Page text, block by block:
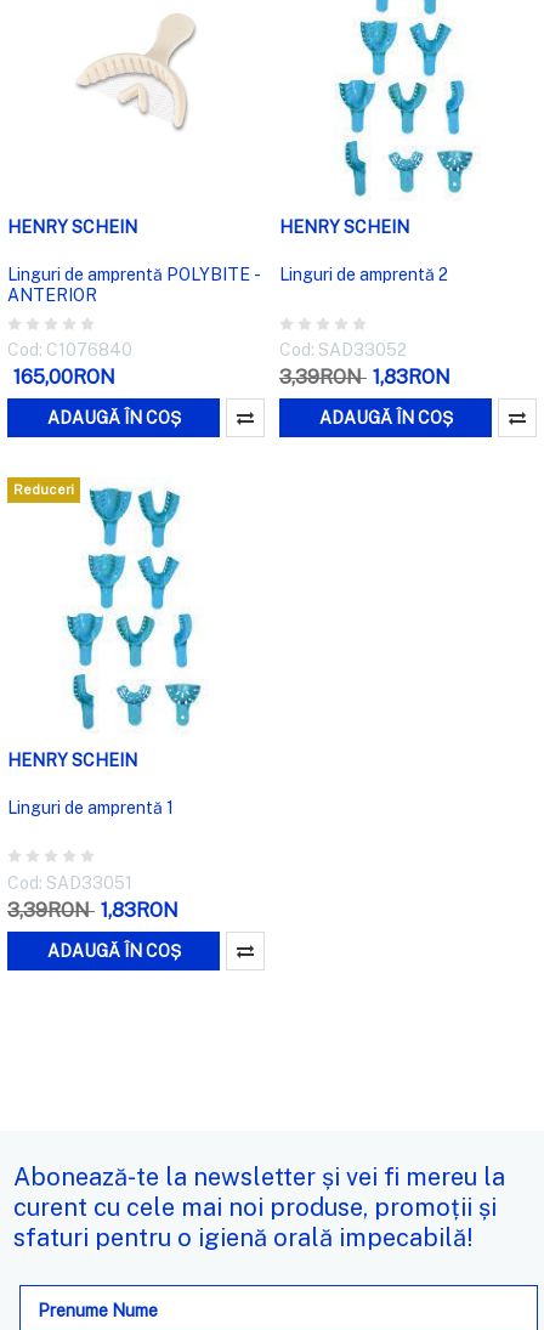
HENRY SCHEIN
Linguri de amprentă POLYBITE -
ANTERIOR
Cod: C1076840
165,00RON
ADAUGĂ ÎN COȘ
HENRY SCHEIN
Linguri de amprentă 2
Cod: SAD33052
3,39RON 1,83RON
ADAUGĂ ÎN COȘ
Reduceri
HENRY SCHEIN
Linguri de amprentă 1
Cod: SAD33051
3,39RON 1,83RON
ADAUGĂ ÎN COȘ
Abonează-te la newsletter și vei fi mereu la
curent cu cele mai noi produse, promoții și
sfaturi pentru o igienă orală impecabilă!
Adresa